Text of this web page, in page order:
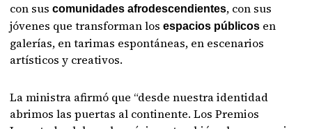
con suscomunidades afrodescendientes, con sus
jóvenes que transforman losespacios públicos en
galerías, en tarimas espontáneas, en escenarios
artísticos y creativos.
La ministra afirmó que “desde nuestra identidad
abrimos las puertas al continente. Los Premios